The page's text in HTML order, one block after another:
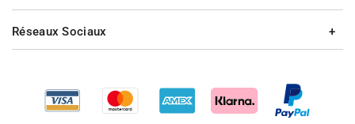
Réseaux Sociaux